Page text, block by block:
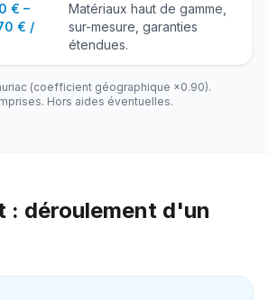
€ –
€ /
Matériaux haut de gamme,
sur-mesure, garanties
étendues.
(coefficient géographique ×0.90).
Hors aides éventuelles.
: déroulement d'un